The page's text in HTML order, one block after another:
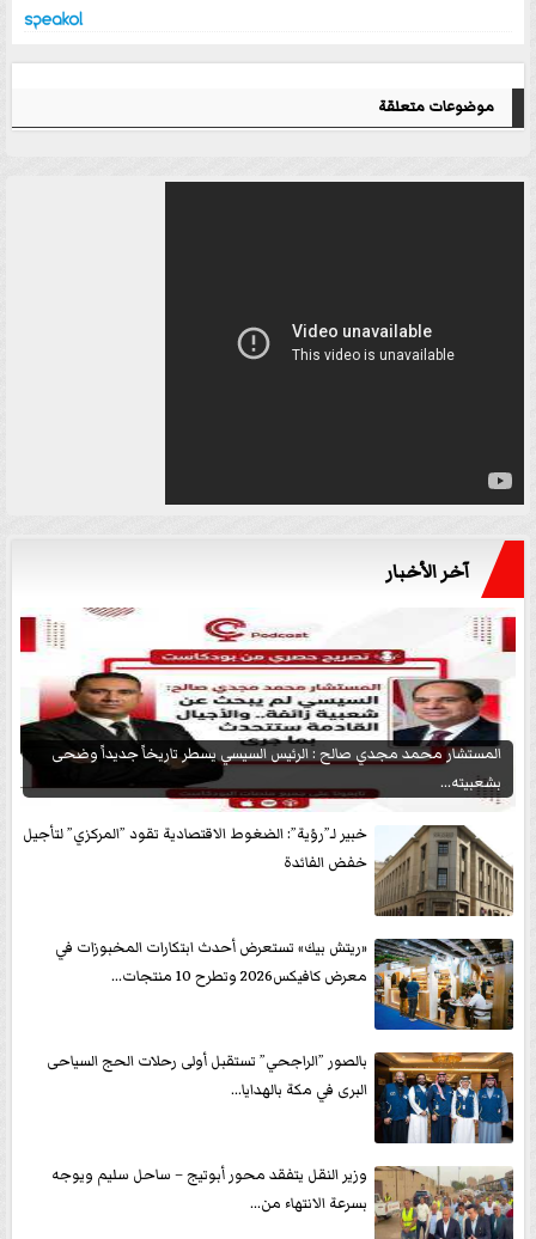
موضوعات متعلقة
آخر الأخبار
المستشار محمد مجدي صالح : الرئيس السيسي يسطر تاريخاً جديداً وضحى
بشعبيته...
خبير لـ”رؤية”: الضغوط الاقتصادية تقود ”المركزي” لتأجيل
خفض الفائدة
«ريتش بيك» تستعرض أحدث ابتكارات المخبوزات في
معرض كافيكس2026 وتطرح 10 منتجات...
بالصور ”الراجحي” تستقبل أولى رحلات الحج السياحى
البرى في مكة بالهدايا...
وزير النقل يتفقد محور أبوتيج – ساحل سليم ويوجه
بسرعة الانتهاء من...